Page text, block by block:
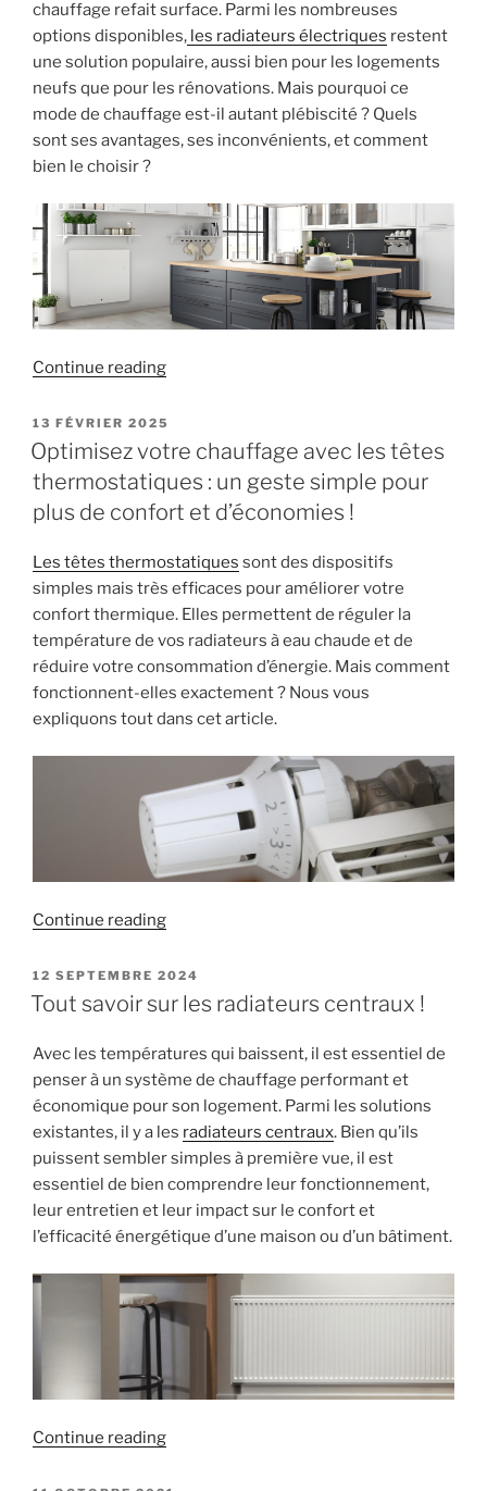
pratique »
chauffage refait surface. Parmi les nombreuses
options disponibles, les radiateurs électriques restent
une solution populaire, aussi bien pour les logements
neufs que pour les rénovations. Mais pourquoi ce
mode de chauffage est-il autant plébiscité ? Quels
sont ses avantages, ses inconvénients, et comment
bien le choisir ?
Continue reading« Les
électriques :
une
de
chauffage
et
efficace »
POSTED
ON
13 FÉVRIER 2025
Optimisez votre chauffage avec les têtes
thermostatiques : un geste simple pour
plus de confort et d’économies !
Les têtes thermostatiques sont des dispositifs
simples mais très efficaces pour améliorer votre
confort thermique. Elles permettent de réguler la
température de vos radiateurs à eau chaude et de
réduire votre consommation d’énergie. Mais comment
fonctionnent-elles exactement ? Nous vous
expliquons tout dans cet article.
Continue reading« Optimisez
chauffage
avec
têtes
thermostatiques
:
un
geste
simple
pour
plus
confort
et
d’économies
POSTED
ON
12 SEPTEMBRE 2024
Tout savoir sur les radiateurs centraux !
Avec les températures qui baissent, il est essentiel de
penser à un système de chauffage performant et
économique pour son logement. Parmi les solutions
existantes, il y a les radiateurs centraux. Bien qu’ils
puissent sembler simples à première vue, il est
essentiel de bien comprendre leur fonctionnement,
leur entretien et leur impact sur le confort et
l’efficacité énergétique d’une maison ou d’un bâtiment.
Continue reading« Tout